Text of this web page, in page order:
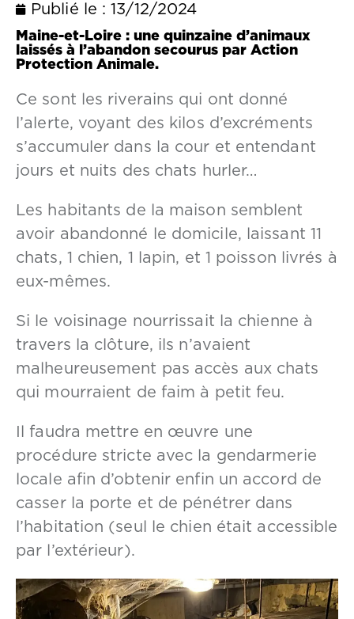
Publié le :13/12/2024
Maine-et-Loire : une quinzaine d’animaux
laissés à l’abandon secourus par Action
Protection Animale.
Ce sont les riverains qui ont donné
l’alerte, voyant des kilos d’excréments
s’accumuler dans la cour et entendant
jours et nuits des chats hurler…
Les habitants de la maison semblent
avoir abandonné le domicile, laissant 11
chats, 1 chien, 1 lapin, et 1 poisson livrés à
eux-mêmes.
Si le voisinage nourrissait la chienne à
travers la clôture, ils n’avaient
malheureusement pas accès aux chats
qui mourraient de faim à petit feu.
Il faudra mettre en œuvre une
procédure stricte avec la gendarmerie
locale afin d’obtenir enfin un accord de
casser la porte et de pénétrer dans
l’habitation (seul le chien était accessible
par l’extérieur).